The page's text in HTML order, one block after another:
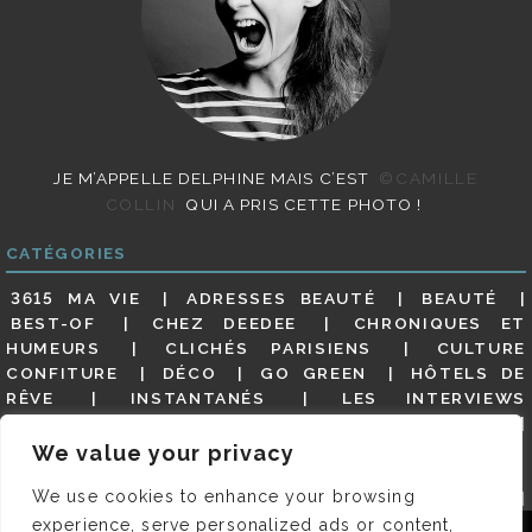
We value your privacy
We use cookies to enhance your browsing
experience, serve personalized ads or content,
JE M’APPELLE DELPHINE MAIS C’EST
©CAMILLE
COLLIN
QUI A PRIS CETTE PHOTO !
CATÉGORIES
3615 MA VIE ADRESSES BEAUTÉ
BEAUTÉ
BEST-OF
CHEZ DEEDEE
CHRONIQUES ET
HUMEURS
CLICHÉS PARISIENS
CULTURE
CONFITURE
DÉCO GO GREEN
HÔTELS DE
RÊVE
INSTANTANÉS
LES INTERVIEWS
MES ADRESSES
MODE NON CLASSÉ
GUIDE
PARIS EN PHOTOS
RESTAURANTS
REVUE DE PRESSE DÉTAILLÉE, SIOU PLAIT